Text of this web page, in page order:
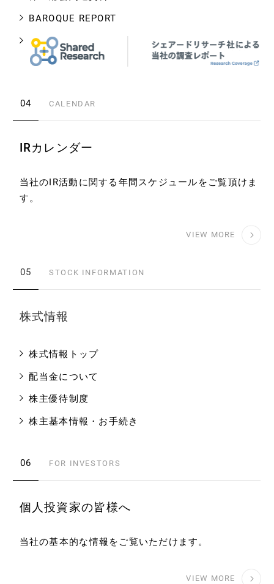
BAROQUE REPORT
04 CALENDAR
IRカレンダー
当社のIR活動に関する年間スケジュールをご覧頂けま
す。
VIEW MORE
05 STOCK INFORMATION
株式情報
株式情報トップ
配当金について
株主優待制度
株主基本情報・お手続き
06 FOR INVESTORS
個人投資家の皆様へ
当社の基本的な情報をご覧いただけます。
VIEW MORE